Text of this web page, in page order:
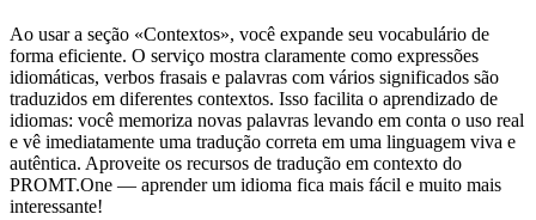
Ao usar a seção «Contextos», você expande seu vocabulário de
forma eficiente. O serviço mostra claramente como expressões
idiomáticas, verbos frasais e palavras com vários significados são
traduzidos em diferentes contextos. Isso facilita o aprendizado de
idiomas: você memoriza novas palavras levando em conta o uso real
e vê imediatamente uma tradução correta em uma linguagem viva e
autêntica. Aproveite os recursos de tradução em contexto do
PROMT.One — aprender um idioma fica mais fácil e muito mais
interessante!